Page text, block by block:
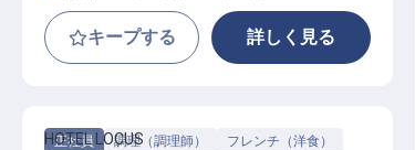
キープする 詳しく見る
正社員 調理（調理師） フレンチ（洋食）
HOTEL LOCUS